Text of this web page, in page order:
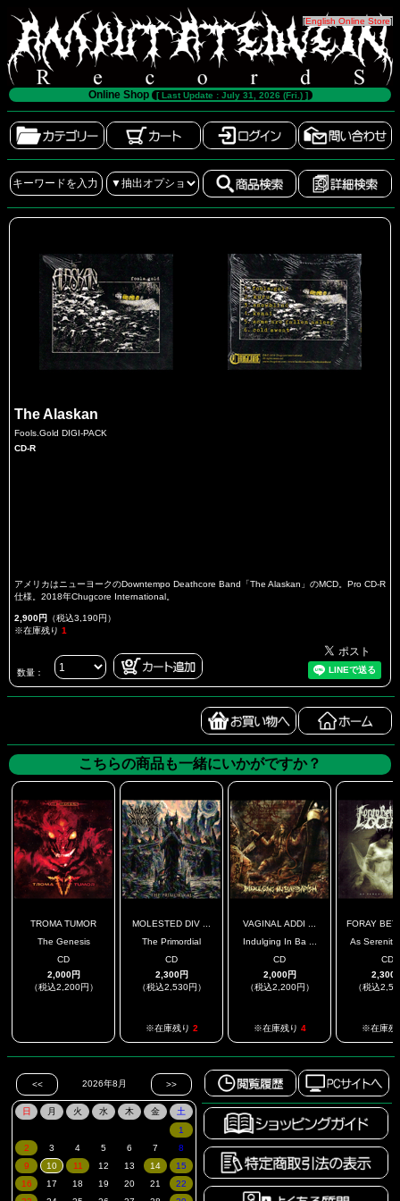
[English Online Store]
Online Shop [ Last Update : July 31, 2026 (Fri.) ]
The Alaskan
Fools.Gold DIGI-PACK
CD-R
アメリカはニューヨークのDowntempo Deathcore Band「The Alaskan」のMCD。Pro CD-R
仕様。2018年Chugcore International。
2,900円 （税込3,190円）
※在庫残り 1
数量：
こちらの商品も一緒にいかがですか？
TROMA TUMOR
The Genesis
CD
2,000円
（税込2,200円）
MOLESTED DIV ...
The Primordial
CD
2,300円
（税込2,530円）
※在庫残り 2
VAGINAL ADDI ...
Indulging In Ba ...
CD
2,000円
（税込2,200円）
※在庫残り 4
FORAY
As Serenity
CD
2,300
（税込
※在庫残